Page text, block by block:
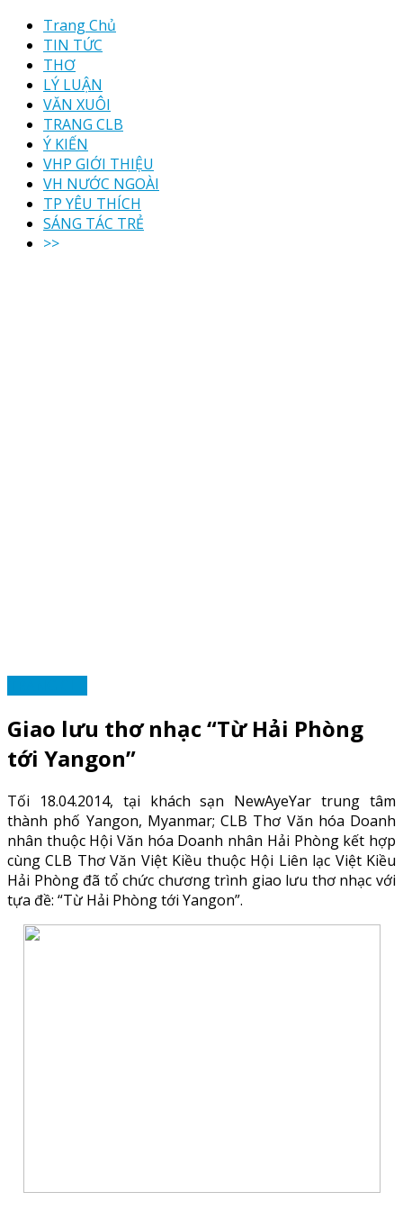
Trang Chủ
TIN TỨC
THƠ
LÝ LUẬN
VĂN XUÔI
TRANG CLB
Ý KIẾN
VHP GIỚI THIỆU
VH NƯỚC NGOÀI
TP YÊU THÍCH
SÁNG TÁC TRẺ
>>
Giao lưu thơ nhạc “Từ Hải Phòng
tới Yangon”
Tối 18.04.2014, tại khách sạn NewAyeYar trung tâm
thành phố Yangon, Myanmar; CLB Thơ Văn hóa Doanh
nhân thuộc Hội Văn hóa Doanh nhân Hải Phòng kết hợp
cùng CLB Thơ Văn Việt Kiều thuộc Hội Liên lạc Việt Kiều
Hải Phòng đã tổ chức chương trình giao lưu thơ nhạc với
tựa đề: “Từ Hải Phòng tới Yangon”.